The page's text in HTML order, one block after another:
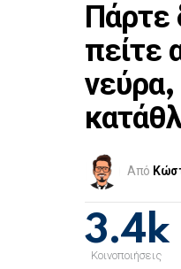
Πάρτε
πείτε
Από
3.4k
Κοινοποιήσεις